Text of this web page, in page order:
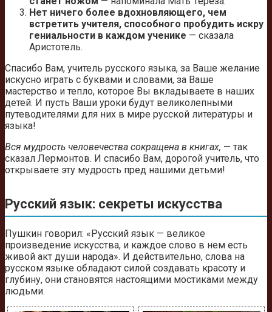
Нет ничего более вдохновляющего, чем
встретить учителя, способного пробудить искру
гениальности в каждом ученике — сказала
Аристотель.
Спасибо Вам, учитель русского языка, за Ваше желание
искусно играть с буквами и словами, за Ваше
мастерство и тепло, которое Вы вкладываете в наших
детей. И пусть Ваши уроки будут великолепными
путеводителями для них в мире русской литературы и
языка!
Вся мудрость человечества сокращена в книгах, — так
сказал Лермонтов. И спасибо Вам, дорогой учитель, что
открываете эту мудрость пред нашими детьми!
Русский язык: секреты искусства
Пушкин говорил: «Русский язык — великое
произведение искусства, и каждое слово в нем есть
живой акт души народа». И действительно, слова на
русском языке обладают силой создавать красоту и
глубину, они становятся настоящими мостиками между
людьми.